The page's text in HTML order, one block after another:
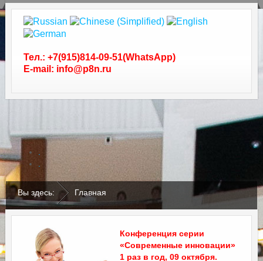
Тел.: +7(915)814-09-51(WhatsApp)
E-mail: info@p8n.ru
Вы здесь: Главная
Конференция серии
«Современные инновации»
1 раз в год, 09 октября.